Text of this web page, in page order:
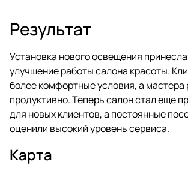
Результат
Установка нового освещения
улучшение работы салона красоты.
более комфортные условия, а
продуктивно. Теперь салон стал еще
для новых клиентов, а постоянные
оценили высокий уровень сервиса.
Карта